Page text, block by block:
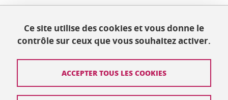
Publié le 10 janvier 2024
Mis à jour le 10 janvier 2024
Ce site utilise des cookies et vous donne le
contrôle sur ceux que vous souhaitez activer.
ACCEPTER TOUS LES COOKIES